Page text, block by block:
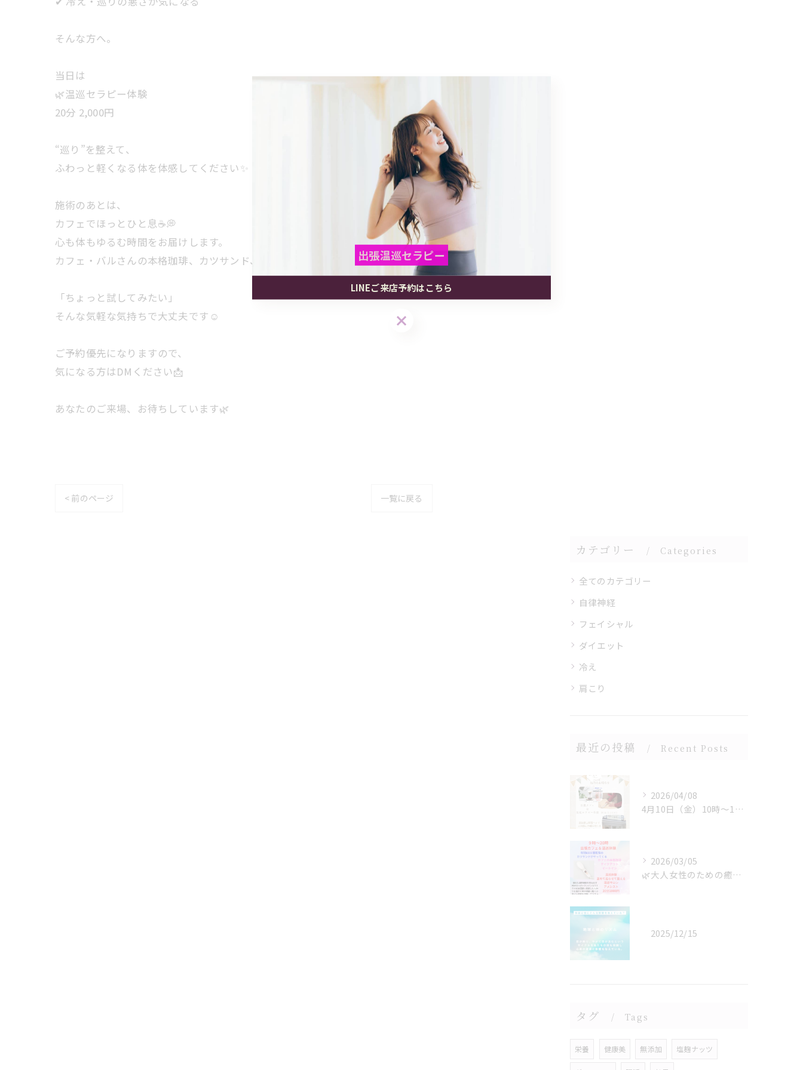
そんな方へ。
当日は
🌿温巡セラピー体験
20分 2,000円
“巡り”を整えて、
ふわっと軽くなる体を体感してください✨
施術のあとは、
カフェでほっとひと息☕💭
心も体もゆるむ時間をお届けします。
カフェ・バルさんの本格珈琲、カツサンド、クッキーetc🍪
「ちょっと試してみたい」
そんな気軽な気持ちで大丈夫です☺️
ご予約優先になりますので、
気になる方はDMください📩
あなたのご来場、お待ちしています🌿
< 前のページ 一覧に戻る
カテゴリー Categories
全てのカテゴリー
自律神経
フェイシャル
ダイエット
冷え
肩こり
最近の投稿 Recent Posts
2026/04/08
4月10日（金）10時〜17時※最終受付 16:30まで
2026/03/05
🌿大人女性のための癒しマルシェ🌿
2025/12/15
タグ Tags
栄養 健康美 無添加 塩麹ナッツ
出張温巡セラピー
LINEご来店予約はこちら
出張温巡セラピー
LINEご来店予約はこちら
出張温巡セラピー
LINEご来店予約はこちら